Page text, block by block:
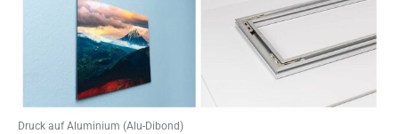
Druck auf Aluminium (Alu-Dibond)